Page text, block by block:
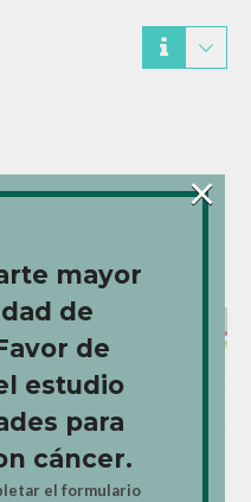
Ruedas
mayor
de
de
estudio
para
cáncer.
el formulario
×